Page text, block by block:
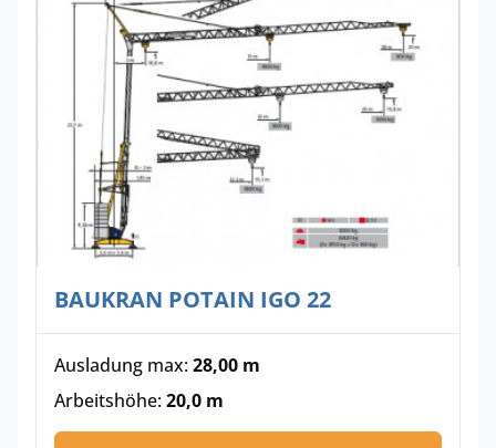
BAUKRAN POTAIN IGO 22
Ausladung max:28,00 m
Arbeitshöhe:20,0 m